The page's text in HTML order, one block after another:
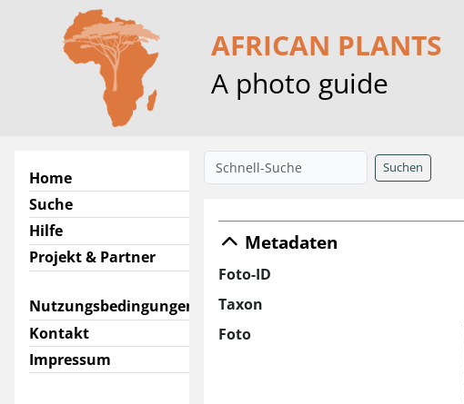
AFRICAN PLANTS
A photo guide
Home
Suche
Hilfe
Projekt & Partner
Nutzungsbedingungen
Kontakt
Impressum
Suchen
Metadaten
Foto-ID
Taxon
Foto